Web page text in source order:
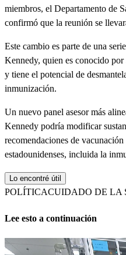
miembros, el Departamento de
confirmó que la reunión se
Este cambio es parte de una
Kennedy, quien es conocido por
y tiene el potencial de
inmunización.
Un nuevo panel asesor más
Kennedy podría modificar
recomendaciones de
estadounidenses, incluida la
Lo encontré útil
POLÍTICACUIDADO DE LA
Lee esto a continuación